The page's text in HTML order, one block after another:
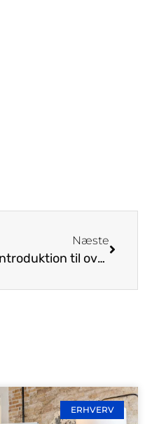
Næste
Introduktion til overvågningskameraer for virksomheder
ERHVERV